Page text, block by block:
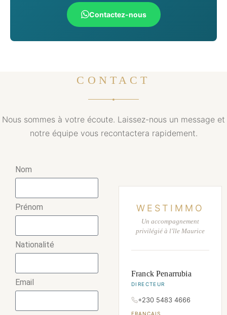
Contactez-nous
CONTACT
Nous sommes à votre écoute. Laissez-nous un message et
notre équipe vous recontactera rapidement.
Nom
Prénom
Nationalité
Email
WESTIMMO
Un accompagnement
privilégié à l'île Maurice
Franck Penarrubia
DIRECTEUR
+230 5483 4666
FRANÇAIS